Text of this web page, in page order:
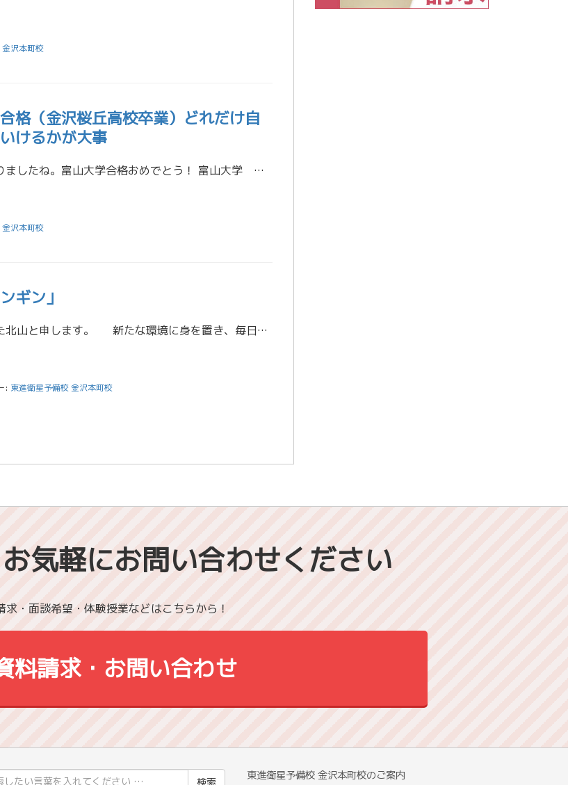
沢本町校
格（金沢桜丘高校卒業）どれだけ自
けるかが大事
浪人生活、本当に一年間、よく頑張りましたね。富山大学合格おめでとう！ 富山大学 工学部 工学科 合格 Yさん （金沢桜丘高校卒業） ■東進のお薦めの講座・講師の先生および受講後の具体的な効果 化学が苦手な人には、立脇先 […]
沢本町校
ギン」
この春より東進金沢本町校に赴任した北山と申します。 新たな環境に身を置き、毎日新たな気づき・学びがあります。習慣的に通い学習に励む生徒の皆さん熱心に指導する担任・担任助手の皆さんそれぞれから良い刺激・影響を受けていま […]
: 東進衛星予備校 金沢本町校
お気軽にお問い合わせください
求・面談希望・体験授業などはこちらから！
料請求・お問い合わせ
東進衛星予備校 金沢本町校のご案内